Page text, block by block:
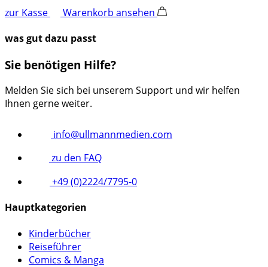
zur Kasse
Warenkorb ansehen
was gut dazu passt
Sie benötigen Hilfe?
Melden Sie sich bei unserem Support und wir helfen
Ihnen gerne weiter.
info@ullmannmedien.com
zu den FAQ
+49 (0)2224/7795-0
Hauptkategorien
Kinderbücher
Reiseführer
Comics & Manga